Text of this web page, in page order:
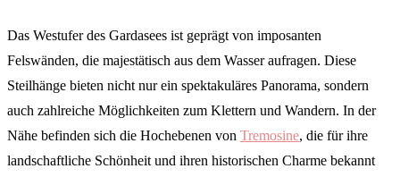
Das Westufer des Gardasees ist geprägt von imposanten
Felswänden, die majestätisch aus dem Wasser aufragen. Diese
Steilhänge bieten nicht nur ein spektakuläres Panorama, sondern
auch zahlreiche Möglichkeiten zum Klettern und Wandern. In der
Nähe befinden sich die Hochebenen von Tremosine, die für ihre
landschaftliche Schönheit und ihren historischen Charme bekannt